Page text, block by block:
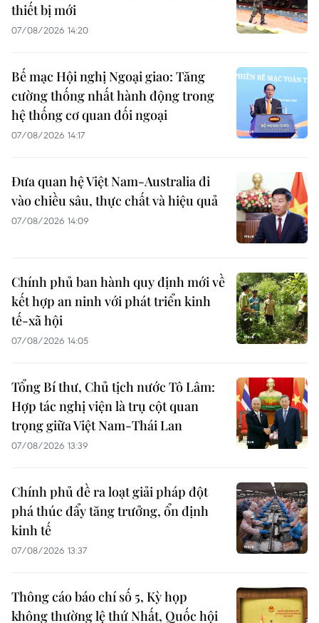
thiết bị mới
07/08/2026 14:20
Bế mạc Hội nghị Ngoại giao: Tăng
cường thống nhất hành động trong
hệ thống cơ quan đối ngoại
07/08/2026 14:17
Đưa quan hệ Việt Nam-Australia đi
vào chiều sâu, thực chất và hiệu quả
07/08/2026 14:09
Chính phủ ban hành quy định mới về
kết hợp an ninh với phát triển kinh
tế-xã hội
07/08/2026 14:05
Tổng Bí thư, Chủ tịch nước Tô Lâm:
Hợp tác nghị viện là trụ cột quan
trọng giữa Việt Nam-Thái Lan
07/08/2026 13:39
Chính phủ đề ra loạt giải pháp đột
phá thúc đẩy tăng trưởng, ổn định
kinh tế
07/08/2026 13:37
Thông cáo báo chí số 5, Kỳ họp
không thường lệ thứ Nhất, Quốc hội